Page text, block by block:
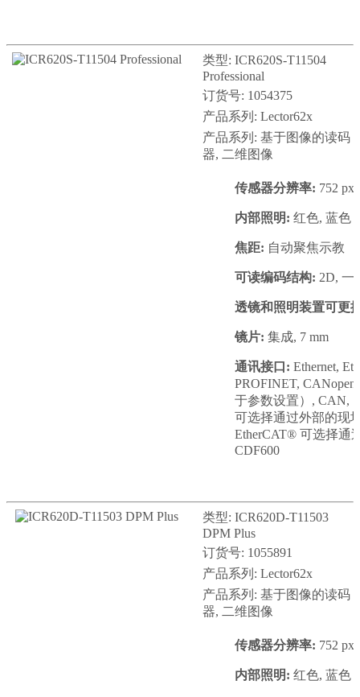
类型: ICR620S-T11504
Professional
订货号: 1054375
产品系列: Lector62x
产品系列: 基于图像的读码
器, 二维图像
传感器分辨率: 752 px
内部照明: 红色, 蓝色
焦距: 自动聚焦示教
可读编码结构: 2D, 一
透镜和照明装置可更
镜片: 集成, 7 mm
通讯接口: Ethernet,
PROFINET,
于参数设置）, CAN,
可选择通过外部的现
EtherCAT® 可选择通
CDF600
类型: ICR620D-T11503
DPM Plus
订货号: 1055891
产品系列: Lector62x
产品系列: 基于图像的读码
器, 二维图像
传感器分辨率: 752 px
内部照明: 红色, 蓝色